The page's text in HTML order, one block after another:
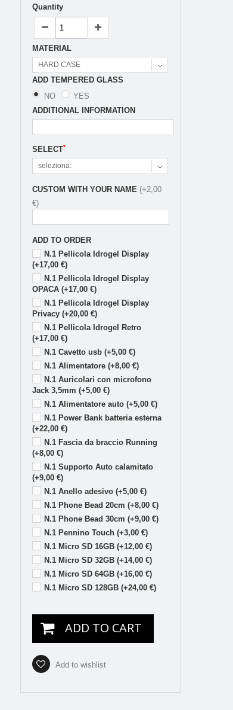
Quantity
MATERIAL
HARD CASE
ADD TEMPERED GLASS
NO
YES
ADDITIONAL INFORMATION
SELECT*
seleziona:
CUSTOM WITH YOUR NAME (+2,00
€)
ADD TO ORDER
N.1 Pellicola Idrogel Display
(+17,00 €)
N.1 Pellicola Idrogel Display
OPACA (+17,00 €)
N.1 Pellicola Idrogel Display
Privacy (+20,00 €)
N.1 Pellicola Idrogel Retro
(+17,00 €)
N.1 Cavetto usb (+5,00 €)
N.1 Alimentatore (+8,00 €)
N.1 Auricolari con microfono
Jack 3,5mm (+5,00 €)
N.1 Alimentatore auto (+5,00 €)
N.1 Power Bank batteria esterna
(+22,00 €)
N.1 Fascia da braccio Running
(+8,00 €)
N.1 Supporto Auto calamitato
(+9,00 €)
N.1 Anello adesivo (+5,00 €)
N.1 Phone Bead 20cm (+8,00 €)
N.1 Phone Bead 30cm (+9,00 €)
N.1 Pennino Touch (+3,00 €)
N.1 Micro SD 16GB (+12,00 €)
N.1 Micro SD 32GB (+14,00 €)
N.1 Micro SD 64GB (+16,00 €)
N.1 Micro SD 128GB (+24,00 €)
ADD TO CART
Add to wishlist